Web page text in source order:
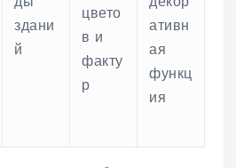
здани
й
цвето
в и
факту
р
ативн
ая
функц
ия